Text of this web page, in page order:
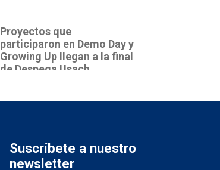
Proyectos que
participaron en Demo Day y
Growing Up llegan a la final
de Despega Usach
Suscríbete a nuestro
newsletter